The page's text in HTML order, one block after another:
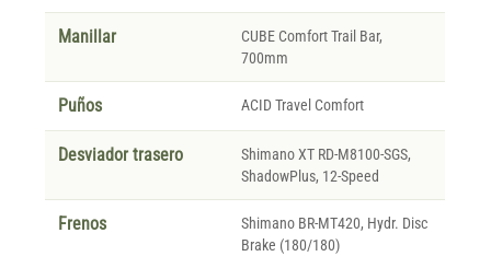
Manillar
CUBE Comfort Trail Bar,
700mm
Puños ACID Travel Comfort
Desviador trasero
Shimano XT RD-M8100-SGS,
ShadowPlus, 12-Speed
Frenos
Shimano BR-MT420, Hydr. Disc
Brake (180/180)